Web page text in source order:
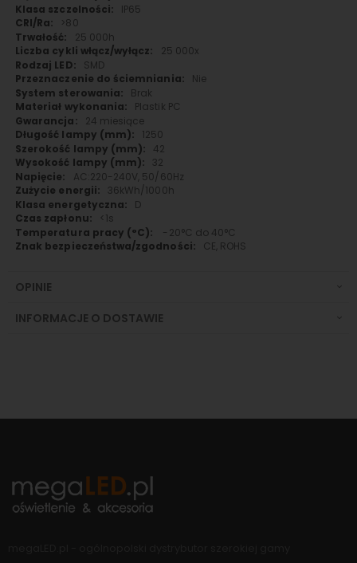
IP65
>80
25 000h
25 000x
SMD
Nie
Brak
Plastik PC
24 miesiące
1250
42
32
AC:220-240V, 50/60Hz
36kWh/1000h
D
<1s
-20°C do 40°C
CE, ROHS
OPINIE
INFORMACJE O DOSTAWIE